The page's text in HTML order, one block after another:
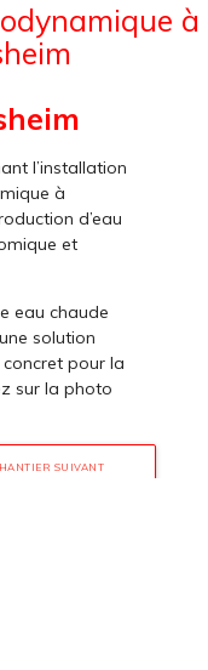
à
l’installation
à
d’eau
et
eau chaude
solution
pour la
sur la photo
SUIVANT